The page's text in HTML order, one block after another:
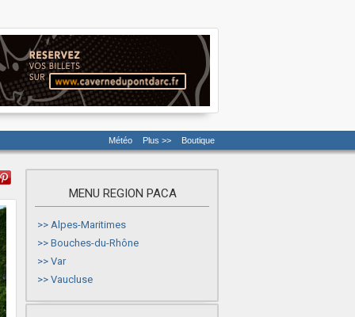
Météo Plus >> Boutique
MENU REGION PACA
>> Alpes-Maritimes
>> Bouches-du-Rhône
>> Var
>> Vaucluse